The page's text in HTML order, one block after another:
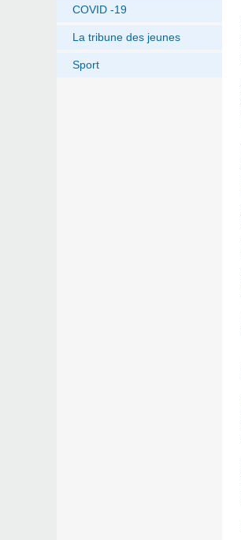
COVID -19
La tribune des jeunes
Sport